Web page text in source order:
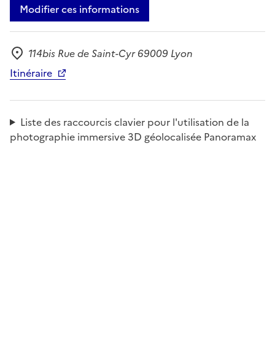
Modifier ces informations
Adresse
114bis Rue de Saint-Cyr 69009 Lyon
Itinéraire
Liste des raccourcis clavier pour l'utilisation de la
photographie immersive 3D géolocalisée Panoramax